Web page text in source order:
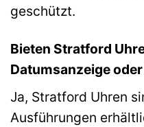
geschützt.
Bieten Stratford
Datumsanzeige
Ja, Stratford Uhren
Ausführungen